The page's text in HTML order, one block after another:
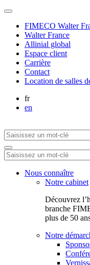
FIMECO Walter
Walter France
Allinial global
Espace client
Carrière
Contact
Location de salles
fr
en
Nous connaître
Notre cabinet
Découvrez
branche
plus de 50
Notre